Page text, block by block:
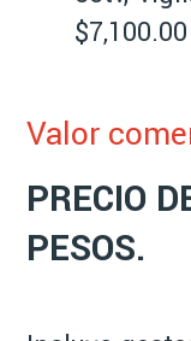
Valor
PRECIO
PESOS.